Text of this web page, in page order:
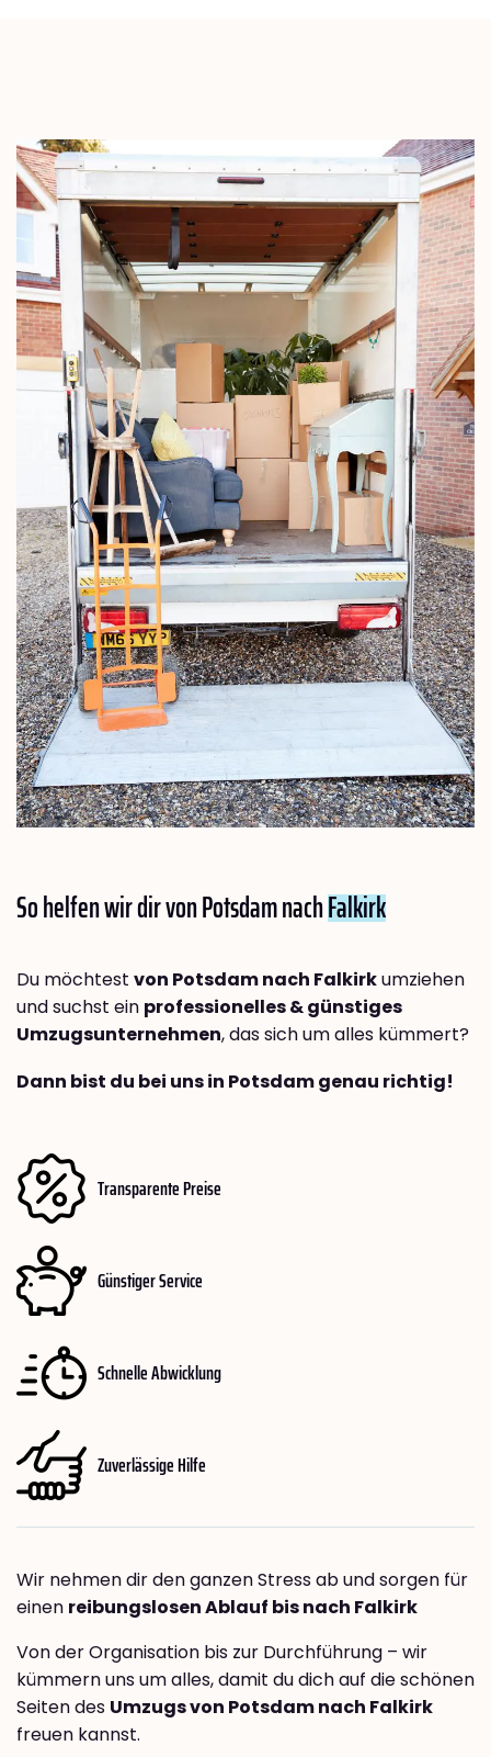
So helfen wir dir von Potsdam nachFalkirk
Du möchtest von Potsdam nach Falkirkumziehen
und suchst ein professionelles & günstiges
Umzugsunternehmen, das sich um alles kümmert?
Dann bist du bei uns in Potsdam genau richtig!
Transparente Preise
Günstiger Service
Schnelle Abwicklung
Zuverlässige Hilfe
Wir nehmen dir den ganzen Stress ab und sorgen für
einen reibungslosen Ablauf bis nach Falkirk
Von der Organisation bis zur Durchführung – wir
kümmern uns um alles, damit du dich auf die schönen
Seiten des Umzugs von Potsdam nach Falkirk
freuen kannst.